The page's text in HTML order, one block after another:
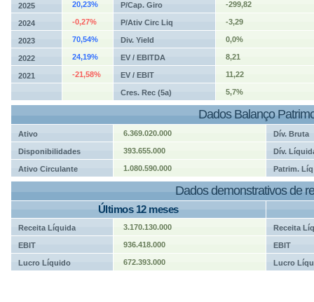
2025 20,23% P/Cap. Giro -299,82
2024 -0,27% P/Ativ Circ Liq -3,29
2023 70,54% Div. Yield 0,0%
2022 24,19% EV / EBITDA 8,21
2021 -21,58% EV / EBIT 11,22
Cres. Rec (5a) 5,7%
Dados Balanço
Ativo 6.369.020.000 Dív. Bruta
Disponibilidades 393.655.000 Dív.
Ativo Circulante 1.080.590.000 Patrim. Líq
Dados demonstrativos de
Últimos 12 meses
Receita Líquida 3.170.130.000 Receita
EBIT 936.418.000 EBIT
Lucro Líquido 672.393.000 Lucro